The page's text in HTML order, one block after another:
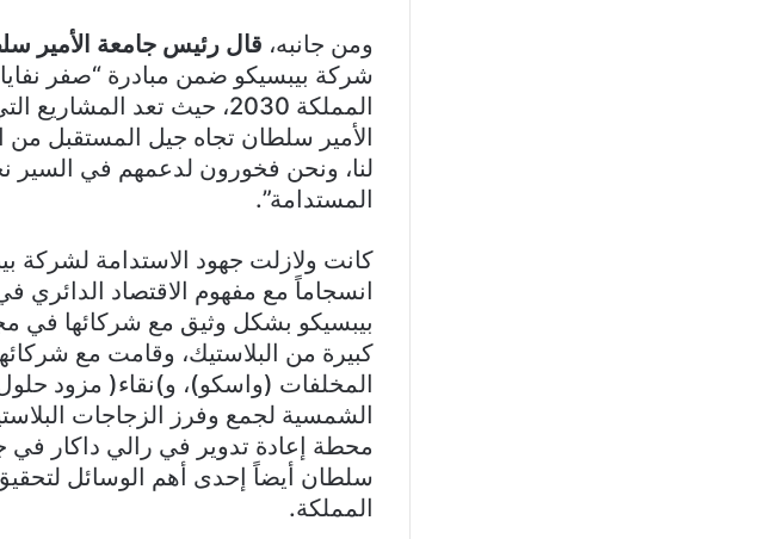
ومن جانبه، قال رئيس جامعة الأمير
شركة بيبسيكو ضمن مبادرة “صفر
المملكة 2030، حيث تعد
الأمير سلطان تجاه جيل المستقبل من
لنا، ونحن فخورون لدعمهم في السير
المستدامة”.
كانت ولازلت جهود الاستدامة لشركة
انسجاماً مع مفهوم الاقتصاد
بيبسيكو بشكل وثيق مع شركائها في
كبيرة من البلاستيك، وقامت مع
محطة إعادة تدوير في رالي داكار في
سلطان أيضاً إحدى أهم الوسائل
المملكة.